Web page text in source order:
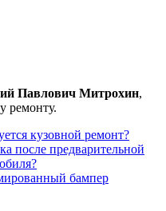
Павлович Митрохин,
ремонту.
кузовной ремонт?
после предварительной
бампер